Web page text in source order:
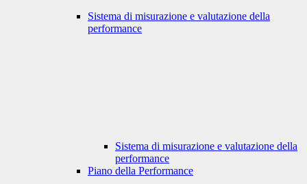
Sistema di misurazione e valutazione della
performance
Sistema di misurazione e valutazione della
performance
Piano della Performance